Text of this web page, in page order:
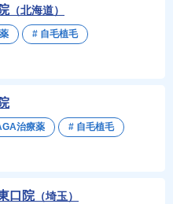
（北海道）
# 自毛植毛
治療薬 # 自毛植毛
口院（埼玉）